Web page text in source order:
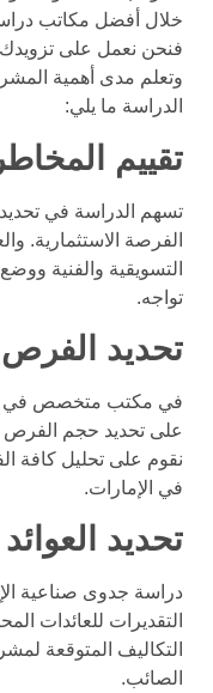
خلال أفضل مكاتب
فنحن نعمل على
وتعلم مدى أهمية
الدراسة ما يلي:
تقييم
تسهم الدراسة في
الفرصة الاستثمارية.
التسويقية والفنية
تواجه.
تحديد
في مكتب متخصص في
على تحديد حجم الفرص
نقوم على تحليل كافة
في الإمارات.
تحديد
دراسة جدوى صناعية
التقديرات للعائدات
التكاليف المتوقعة
الصائب.